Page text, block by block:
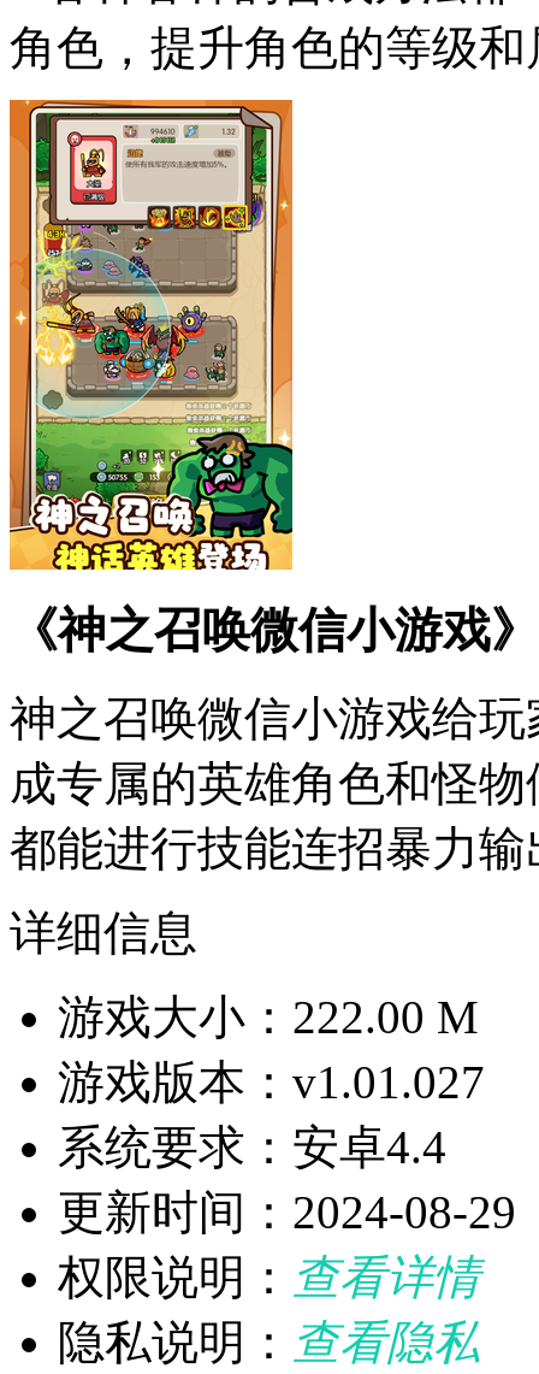
角色，提升角色的等级和
《神之召唤微信小游戏
神之召唤微信小游戏给
成专属的英雄角色和怪
都能进行技能连招暴力
详细信息
游戏大小：222.00 M
游戏版本：v1.01.027
系统要求：安卓4.4
更新时间：2024-08-29
权限说明： 查看详情
隐私说明： 查看隐私